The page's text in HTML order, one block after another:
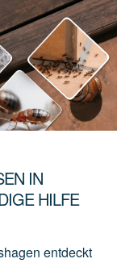
IN
HILFE
entdeckt